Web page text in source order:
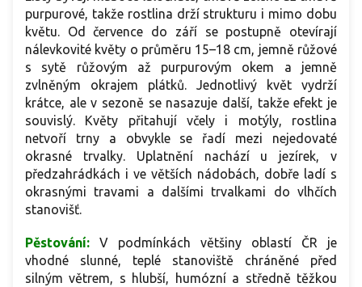
purpurové, takže rostlina drží strukturu i mimo dobu
květu. Od července do září se postupně otevírají
nálevkovité květy o průměru 15–18 cm, jemně růžové
s sytě růžovým až purpurovým okem a jemně
zvlněným okrajem plátků. Jednotlivý květ vydrží
krátce, ale v sezoně se nasazuje další, takže efekt je
souvislý. Květy přitahují včely i motýly, rostlina
netvoří trny a obvykle se řadí mezi nejedovaté
okrasné trvalky. Uplatnění nachází u jezírek, v
předzahrádkách i ve větších nádobách, dobře ladí s
okrasnými travami a dalšími trvalkami do vlhčích
stanovišť.
Pěstování: V podmínkách většiny oblastí ČR je
vhodné slunné, teplé stanoviště chráněné před
silným větrem, s hlubší, humózní a středně těžkou